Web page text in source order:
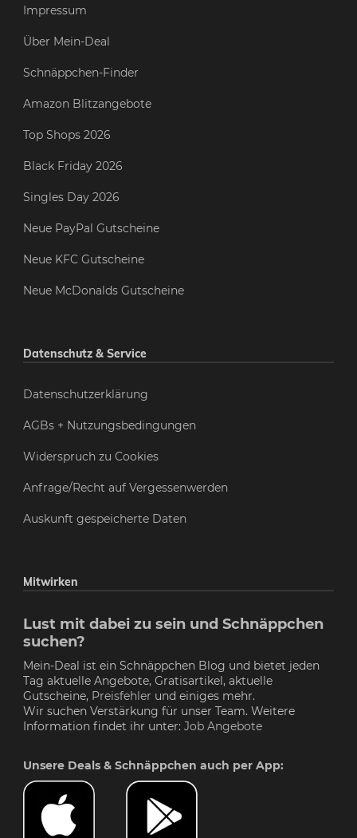
Impressum
Über Mein-Deal
Schnäppchen-Finder
Amazon Blitzangebote
Top Shops 2026
Black Friday 2026
Singles Day 2026
Neue PayPal Gutscheine
Neue KFC Gutscheine
Neue McDonalds Gutscheine
Datenschutz & Service
Datenschutzerklärung
AGBs + Nutzungsbedingungen
Widerspruch zu Cookies
Anfrage/Recht auf Vergessenwerden
Auskunft gespeicherte Daten
Mitwirken
Lust mit dabei zu sein und Schnäppchen
suchen?
Mein-Deal ist ein Schnäppchen Blog und bietet jeden
Tag aktuelle Angebote, Gratisartikel, aktuelle
Gutscheine, Preisfehler und einiges mehr.
Wir suchen Verstärkung für unser Team. Weitere
Information findet ihr unter: Job Angebote
Unsere Deals & Schnäppchen auch per App: